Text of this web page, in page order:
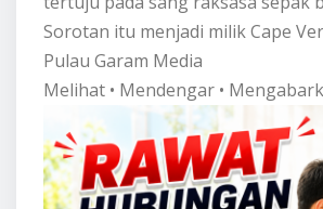
Sorotan itu menjadi milik Cape
Pulau Garam Media
Melihat • Mendengar •